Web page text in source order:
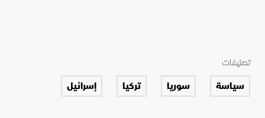
تصنيفات
سياسة سوريا تركيا إسرائيل